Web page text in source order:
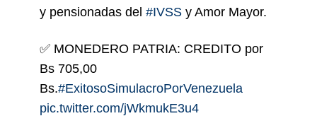
y pensionadas del #IVSS y Amor Mayor.
✅ MONEDERO PATRIA: CREDITO por
Bs 705,00
Bs.#ExitosoSimulacroPorVenezuela
pic.twitter.com/jWkmukE3u4